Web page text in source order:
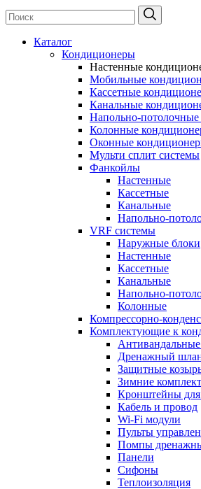
Каталог
Кондиционеры
Настенные
Мобильные
Кассетные
Канальные
Напольно-
Колонные
Оконные
Мульти сплит системы
Фанкойлы
Настенные
Кассетные
Канальные
Напольно-
VRF системы
Наружные блоки
Настенные
Кассетные
Канальные
Напольно-
Колонные
Компрессорно-
Комплектующие к
Дренажный
Защитные
Зимние
Кронштейны
Кабель и провод
Wi-Fi модули
Пульты
Помпы
Панели
Сифоны
Теплоизоляция